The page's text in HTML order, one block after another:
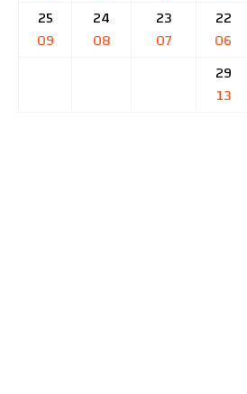
22
06
23
07
24
08
25
09
29
13